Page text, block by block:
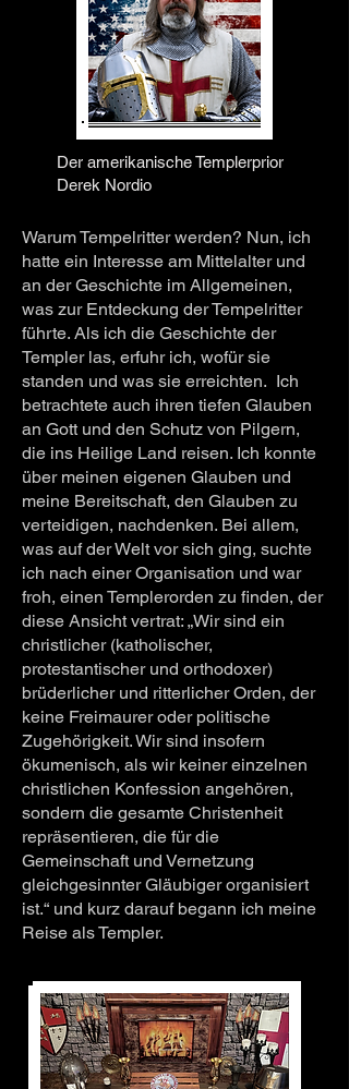
Der amerikanische Templerprior
Derek Nordio
Warum Tempelritter werden? Nun, ich
hatte ein Interesse am Mittelalter und
an der Geschichte im Allgemeinen,
was zur Entdeckung der Tempelritter
führte. Als ich die Geschichte der
Templer las, erfuhr ich, wofür sie
standen und was sie erreichten. Ich
betrachtete auch ihren tiefen Glauben
an Gott und den Schutz von Pilgern,
die ins Heilige Land reisen. Ich konnte
über meinen eigenen Glauben und
meine Bereitschaft, den Glauben zu
verteidigen, nachdenken. Bei allem,
was auf der Welt vor sich ging, suchte
ich nach einer Organisation und war
froh, einen Templerorden zu finden, der
diese Ansicht vertrat: „Wir sind ein
christlicher (katholischer,
protestantischer und orthodoxer)
brüderlicher und ritterlicher Orden, der
keine Freimaurer oder politische
Zugehörigkeit. Wir sind insofern
ökumenisch, als wir keiner einzelnen
christlichen Konfession angehören,
sondern die gesamte Christenheit
repräsentieren, die für die
Gemeinschaft und Vernetzung
gleichgesinnter Gläubiger organisiert
ist.“ und kurz darauf begann ich meine
Reise als Templer.